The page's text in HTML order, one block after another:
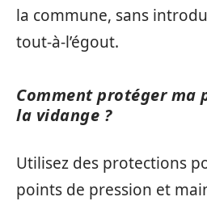
la commune, sans
tout-à-l’égout.
Comment protéger ma
la vidange ?
Utilisez des protections
points de pression et